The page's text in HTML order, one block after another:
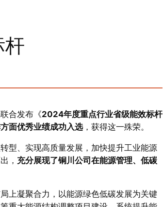
杆
合发布《2024年度重点行业省级能效标杆
面优秀业绩成功入选，获得这一殊荣。
型、实现高质量发展，加快提升工业能源
， 充分展现了铜川公司在能源管理、低碳
上凝聚合力，以能源绿色低碳发展为关键